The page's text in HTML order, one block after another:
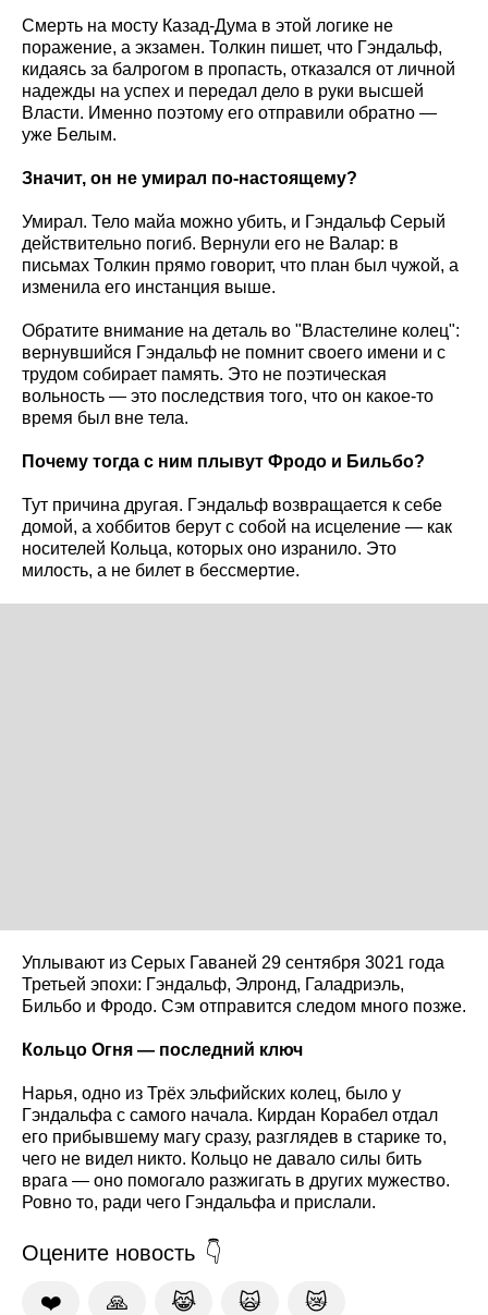
Смерть на мосту Казад-Дума в этой логике не
поражение, а экзамен. Толкин пишет, что Гэндальф,
кидаясь за балрогом в пропасть, отказался от личной
надежды на успех и передал дело в руки высшей
Власти. Именно поэтому его отправили обратно —
уже Белым.
Значит, он не умирал по-настоящему?
Умирал. Тело майа можно убить, и Гэндальф Серый
действительно погиб. Вернули его не Валар: в
письмах Толкин прямо говорит, что план был чужой, а
изменила его инстанция выше.
Обратите внимание на деталь во "Властелине колец":
вернувшийся Гэндальф не помнит своего имени и с
трудом собирает память. Это не поэтическая
вольность — это последствия того, что он какое-то
время был вне тела.
Почему тогда с ним плывут Фродо и Бильбо?
Тут причина другая. Гэндальф возвращается к себе
домой, а хоббитов берут с собой на исцеление — как
носителей Кольца, которых оно изранило. Это
милость, а не билет в бессмертие.
Уплывают из Серых Гаваней 29 сентября 3021 года
Третьей эпохи: Гэндальф, Элронд, Галадриэль,
Бильбо и Фродо. Сэм отправится следом много позже.
Кольцо Огня — последний ключ
Нарья, одно из Трёх эльфийских колец, было у
Гэндальфа с самого начала. Кирдан Корабел отдал
его прибывшему магу сразу, разглядев в старике то,
чего не видел никто. Кольцо не давало силы бить
врага — оно помогало разжигать в других мужество.
Ровно то, ради чего Гэндальфа и прислали.
Оцените новость
❤️ 🙏 😹 🙀 😿